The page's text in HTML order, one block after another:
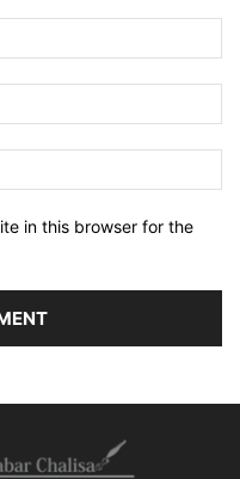
in this browser for the